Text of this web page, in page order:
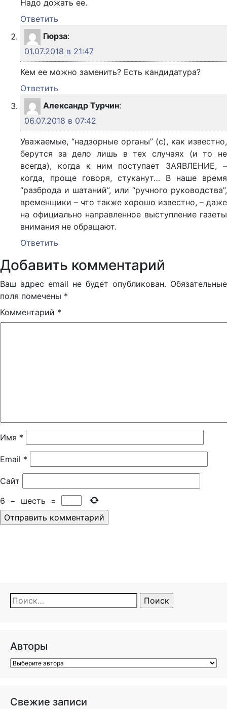
Надо дожать ее.
Ответить
Гюрза:
01.07.2018 в 21:47
Кем ее можно заменить? Есть кандидатура?
Ответить
Александр Турчин:
06.07.2018 в 07:42
Уважаемые, “надзорные органы” (с), как известно,
берутся за дело лишь в тех случаях (и то не
всегда), когда к ним поступает ЗАЯВЛЕНИЕ, –
когда, проще говоря, стуканут… В наше время
“разброда и шатаний”, или “ручного руководства”,
временщики – что также хорошо известно, – даже
на официально направленное выступление газеты
внимания не обращают.
Ответить
Добавить комментарий
Ваш адрес email не будет опубликован. Обязательные
поля помечены *
Комментарий *
Имя *
Email *
Сайт
6 − шесть =
Найти:
Авторы
Свежие записи